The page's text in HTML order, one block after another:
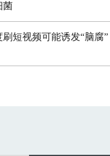
菌
刷短视频可能诱发“脑腐”